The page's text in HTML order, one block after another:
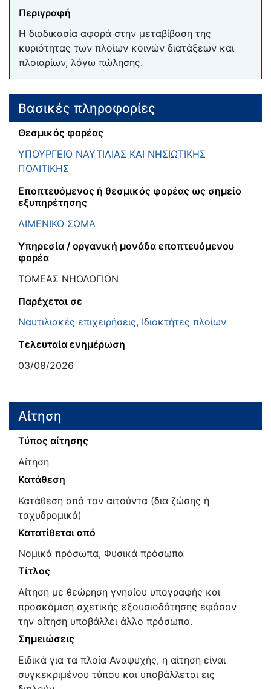
Περιγραφή
Η διαδικασία αφορά στην μεταβίβαση της
κυριότητας των πλοίων κοινών διατάξεων και
πλοιαρίων, λόγω πώλησης.
Βασικές πληροφορίες
Θεσμικός φορέας
ΥΠΟΥΡΓΕΙΟ ΝΑΥΤΙΛΙΑΣ ΚΑΙ ΝΗΣΙΩΤΙΚΗΣ
ΠΟΛΙΤΙΚΗΣ
Εποπτευόμενος ή θεσμικός φορέας ως σημείο
εξυπηρέτησης
ΛΙΜΕΝΙΚΟ ΣΩΜΑ
Υπηρεσία / οργανική μονάδα εποπτευόμενου
φορέα
ΤΟΜΕΑΣ ΝΗΟΛΟΓΙΩΝ
Παρέχεται σε
Ναυτιλιακές επιχειρήσεις, Ιδιοκτήτες πλοίων
Τελευταία ενημέρωση
03/08/2026
Αίτηση
Τύπος αίτησης
Αίτηση
Κατάθεση
Κατάθεση από τον αιτούντα (δια ζώσης ή
ταχυδρομικά)
Κατατίθεται από
Νομικά πρόσωπα, Φυσικά πρόσωπα
Τίτλος
Αίτηση με θεώρηση γνησίου υπογραφής και
προσκόμιση σχετικής εξουσιοδότησης εφόσον
την αίτηση υποβάλλει άλλο πρόσωπο.
Σημειώσεις
Ειδικά για τα πλοία Αναψυχής, η αίτηση είναι
συγκεκριμένου τύπου και υποβάλλεται εις